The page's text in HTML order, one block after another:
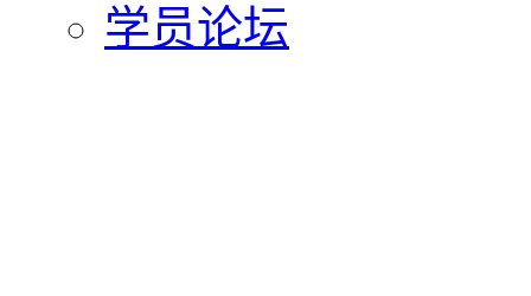
学员论坛